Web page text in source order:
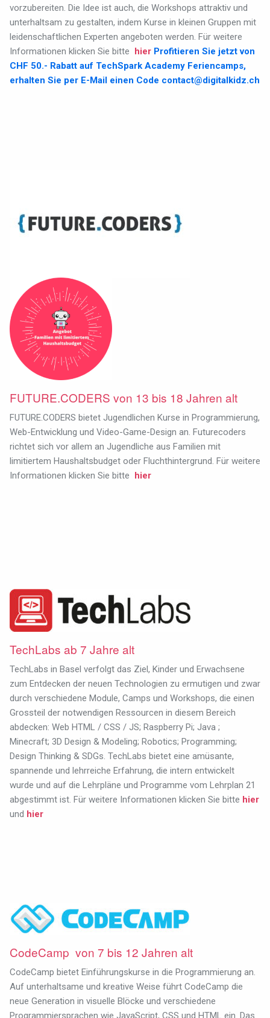
vorzubereiten. Die Idee ist auch, die Workshops attraktiv und
unterhaltsam zu gestalten, indem Kurse in kleinen Gruppen mit
leidenschaftlichen Experten angeboten werden. Für weitere
Informationen klicken Sie bitte hier Profitieren Sie jetzt von
CHF 50.- Rabatt auf TechSpark Academy Feriencamps,
erhalten Sie per E-Mail einen Code contact@digitalkidz.ch
FUTURE.CODERS von 13 bis 18 Jahren alt
FUTURE.CODERS bietet Jugendlichen Kurse in Programmierung,
Web-Entwicklung und Video-Game-Design an. Futurecoders
richtet sich vor allem an Jugendliche aus Familien mit
limitiertem Haushaltsbudget oder Fluchthintergrund. Für weitere
Informationen klicken Sie bitte hier
TechLabs ab 7 Jahre alt
TechLabs in Basel verfolgt das Ziel, Kinder und Erwachsene
zum Entdecken der neuen Technologien zu ermutigen und zwar
durch verschiedene Module, Camps und Workshops, die einen
Grossteil der notwendigen Ressourcen in diesem Bereich
abdecken: Web HTML / CSS / JS; Raspberry Pi; Java ;
Minecraft; 3D Design & Modeling; Robotics; Programming;
Design Thinking & SDGs. TechLabs bietet eine amüsante,
spannende und lehrreiche Erfahrung, die intern entwickelt
wurde und auf die Lehrpläne und Programme vom Lehrplan 21
abgestimmt ist. Für weitere Informationen klicken Sie bitte hier
und hier
CodeCamp von 7 bis 12 Jahren alt
CodeCamp bietet Einführungskurse in die Programmierung an.
Auf unterhaltsame und kreative Weise führt CodeCamp die
neue Generation in visuelle Blöcke und verschiedene
Programmiersprachen wie JavaScript, CSS und HTML ein. Das